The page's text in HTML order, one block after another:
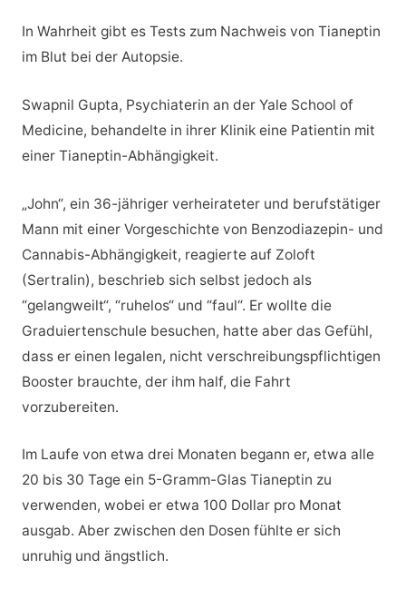
In Wahrheit gibt es Tests zum Nachweis von Tianeptin
im Blut bei der Autopsie.
Swapnil Gupta, Psychiaterin an der Yale School of
Medicine, behandelte in ihrer Klinik eine Patientin mit
einer Tianeptin-Abhängigkeit.
„John“, ein 36-jähriger verheirateter und berufstätiger
Mann mit einer Vorgeschichte von Benzodiazepin- und
Cannabis-Abhängigkeit, reagierte auf Zoloft
(Sertralin), beschrieb sich selbst jedoch als
“gelangweilt“, “ruhelos“ und “faul“. Er wollte die
Graduiertenschule besuchen, hatte aber das Gefühl,
dass er einen legalen, nicht verschreibungspflichtigen
Booster brauchte, der ihm half, die Fahrt
vorzubereiten.
Im Laufe von etwa drei Monaten begann er, etwa alle
20 bis 30 Tage ein 5-Gramm-Glas Tianeptin zu
verwenden, wobei er etwa 100 Dollar pro Monat
ausgab. Aber zwischen den Dosen fühlte er sich
unruhig und ängstlich.